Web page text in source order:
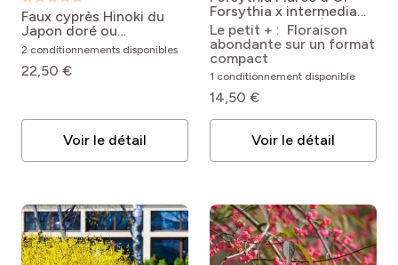
Faux cyprès Hinoki du
Japon doré ou
Chamaecyparis obtusa
‘Aurora’ Chamaecyparis
obtusa Aurora
2 conditionnements disponibles
22,50 €
Voir le détail
Forsythia x intermedia
'Courtasol' MARÉE
D'OR®
Le petit + : Floraison
abondante sur un format
compact
1 conditionnement disponible
14,50 €
Voir le détail